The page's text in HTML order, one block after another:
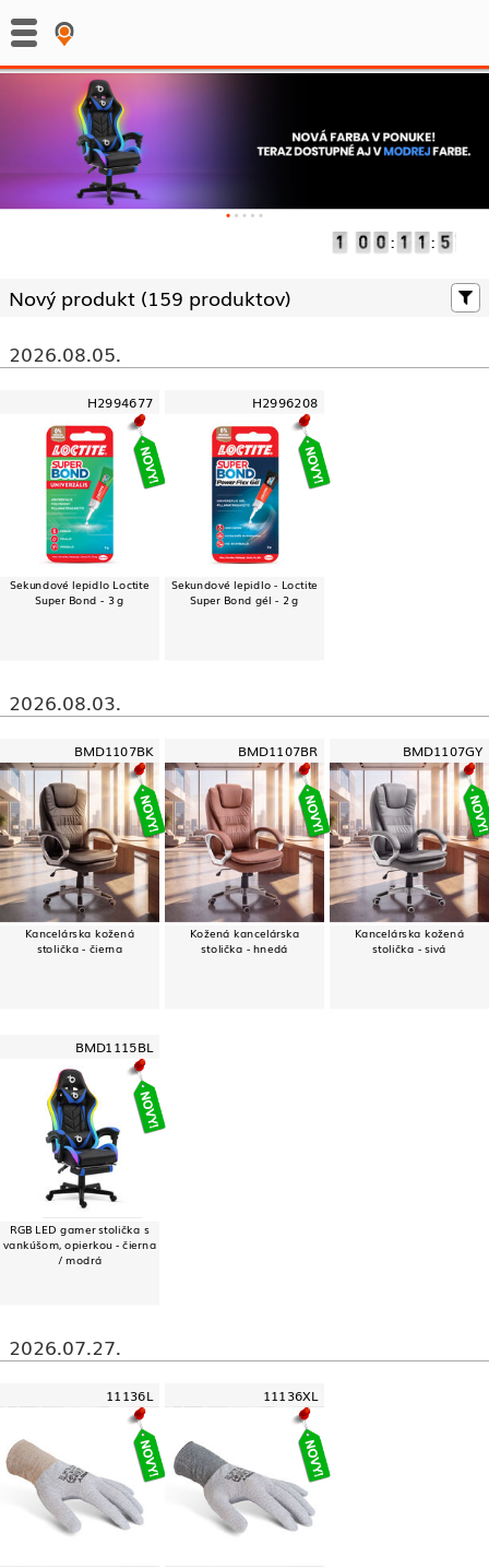
: :
Nový produkt (159 produktov)
2026.08.05.
H2994677
Sekundové lepidlo Loctite
Super Bond - 3 g
H2996208
Sekundové lepidlo - Loctite
Super Bond gél - 2 g
2026.08.03.
BMD1107BK
Kancelárska kožená
stolička - čierna
BMD1107BR
Kožená kancelárska
stolička - hnedá
BMD1107GY
Kancelárska kožená
stolička - sivá
BMD1115BL
RGB LED gamer stolička s
vankúšom, opierkou - čierna
/ modrá
2026.07.27.
11136L 11136XL